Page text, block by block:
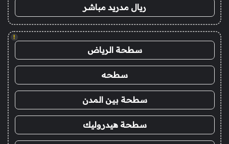
ريال مدريد مباشر
!
سطحة الرياض
سطحه
سطحة بين المدن
سطحة هيدروليك